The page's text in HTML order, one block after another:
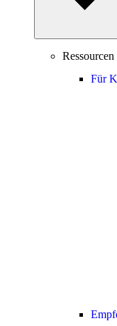
Ressourcen
Für